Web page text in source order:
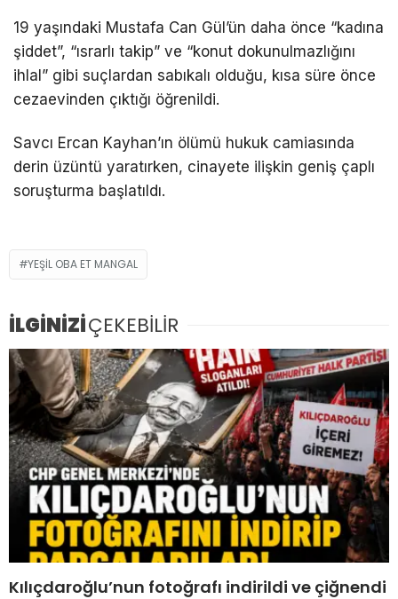
19 yaşındaki Mustafa Can Gül’ün daha önce “kadına
şiddet”, “ısrarlı takip” ve “konut dokunulmazlığını
ihlal” gibi suçlardan sabıkalı olduğu, kısa süre önce
cezaevinden çıktığı öğrenildi.
Savcı Ercan Kayhan’ın ölümü hukuk camiasında
derin üzüntü yaratırken, cinayete ilişkin geniş çaplı
soruşturma başlatıldı.
YEŞIL OBA ET MANGAL
İLGİNİZİÇEKEBİLİR
Kılıçdaroğlu’nun fotoğrafı indirildi ve çiğnendi